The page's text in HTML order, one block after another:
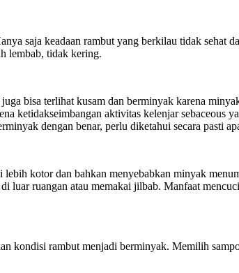
saja keadaan rambut yang berkilau tidak sehat
lembab, tidak kering.
bisa terlihat kusam dan berminyak karena
ketidakseimbangan aktivitas kelenjar sebaceous
dengan benar, perlu diketahui secara pasti
kotor dan bahkan menyebabkan minyak
luar ruangan atau memakai jilbab. Manfaat
kondisi rambut menjadi berminyak. Memilih